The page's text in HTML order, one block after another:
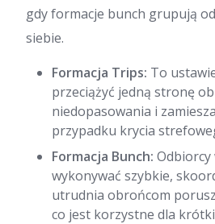
gdy formacje bunch grupują
siebie.
Formacja Trips: To
przeciążyć jedną stronę
niedopasowania i
przypadku krycia
Formacja Bunch: Odbiorcy
wykonywać szybkie,
utrudnia obrońcom
co jest korzystne dla